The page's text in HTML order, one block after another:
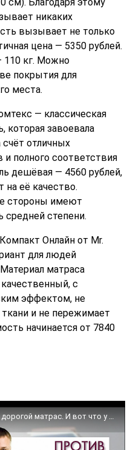
см). Благодаря этому
никаких
вызывает не только
цена — 5350 рублей.
110 кг. Можно
покрытия для
места.
— классическая
которая завоевала
отличных
и полного соответствия
дешёвая — 4560 рублей,
на её качество.
стороны имеют
степени.
Онлайн от Mr.
для людей
матраса
с
эффектом, не
и не пережимает
начинается от 7840
Мы сравнили дешевый матрас и дорогой матрас. И вот что у нас в итоге! Какой матрас лучше?